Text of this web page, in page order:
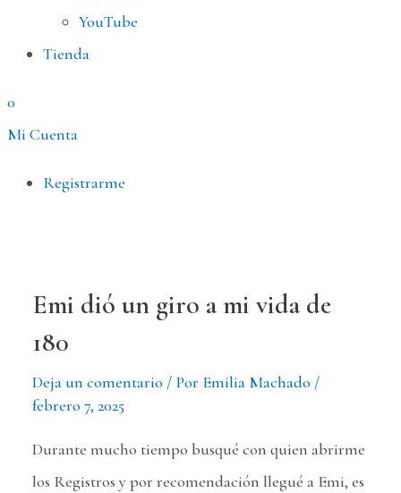
YouTube
Tienda
0
Mi Cuenta
MenúRegistrarme
Emi dió un giro a mi vida de
180
Deja un comentario / Por Emilia Machado /
febrero 7, 2025
Durante mucho tiempo busqué con quien abrirme
los Registros y por recomendación llegué a Emi, es